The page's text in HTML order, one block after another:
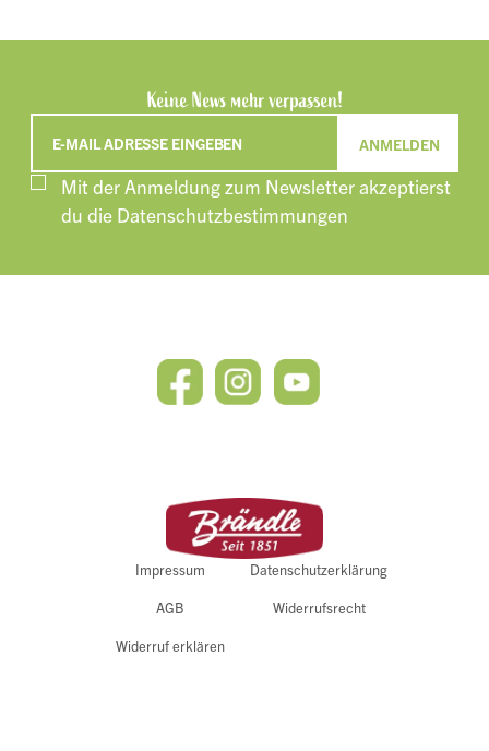
Keine News mehr verpassen!
E-MAIL ADRESSE EINGEBEN
Mit der Anmeldung zum Newsletter akzeptierst
du die Datenschutzbestimmungen
Impressum Datenschutzerklärung
AGB Widerrufsrecht
Widerruf erklären